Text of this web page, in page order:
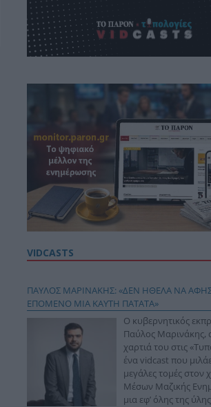
VIDCASTS
ΠΑΥΛΟΣ ΜΑΡΙΝΑΚΗΣ: «ΔΕΝ ΗΘΕΛΑ ΝΑ
ΕΠΟΜΕΝΟ ΜΙΑ ΚΑΥΤΗ ΠΑΤΑΤΑ»
Ο κυβερνητικός
Παύλος Μαρινάκης,
χαρτιά του στις
ένα vidcast που
μεγάλες τομές στον
Μέσων Μαζικής
μια εφ’ όλης της ύλης